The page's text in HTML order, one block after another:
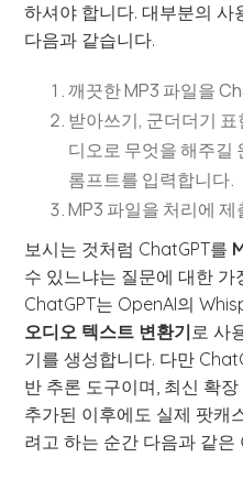
하셔야 합니다. 대부분의
다음과 같습니다.
깨끗한 MP3 파일을
받아쓰기, 군더더기 표
디오로 무엇을 해주길
롬프트를 입력합니다.
MP3 파일을 처리에
보시는 것처럼 ChatGPT를
수 있느냐는 질문에 대한
ChatGPT는 OpenAI의
오디오 텍스트 변환기로 사
기를 생성합니다. 다만
반 추론 도구이며, 최신 확
추가된 이후에도 실제 팟캐
려고 하는 순간 다음과 같은